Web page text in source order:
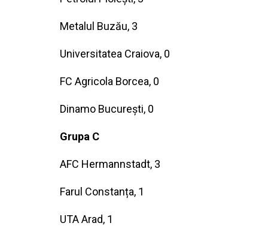
Metalul Buzău, 3
Universitatea Craiova, 0
FC Agricola Borcea, 0
Dinamo București, 0
Grupa C
AFC Hermannstadt, 3
Farul Constanța, 1
UTA Arad, 1